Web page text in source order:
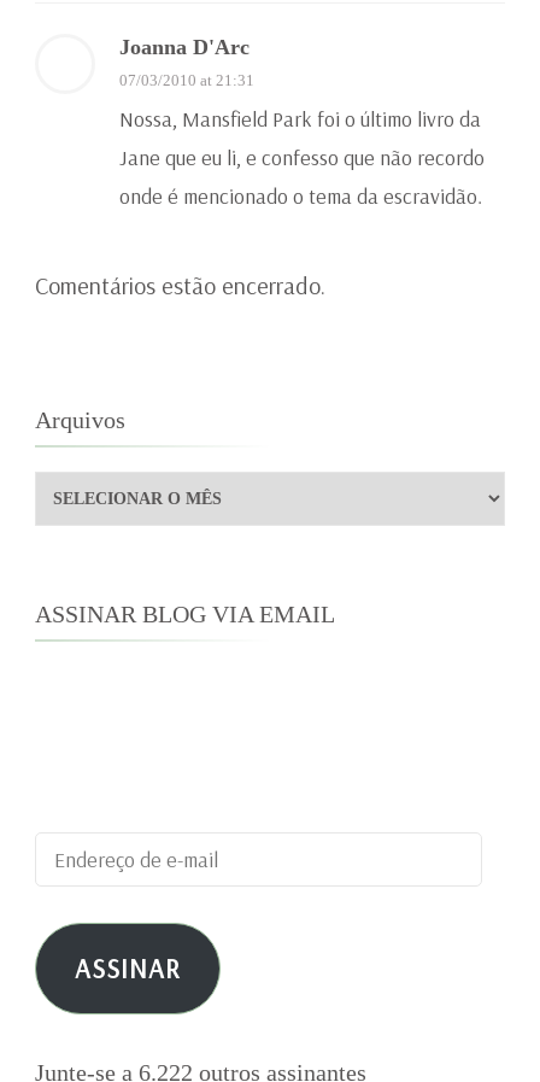
Joanna D'Arc
07/03/2010 at 21:31
Nossa, Mansfield Park foi o último livro da
Jane que eu li, e confesso que não recordo
onde é mencionado o tema da escravidão.
Comentários estão encerrado.
Arquivos
Arquivos
ASSINAR BLOG VIA EMAIL
Endereço
de
e-
mail ASSINAR
Junte-se a 6.222 outros assinantes